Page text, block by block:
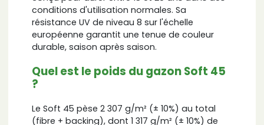
conditions d'utilisation normales. Sa
résistance UV de niveau 8 sur l'échelle
européenne garantit une tenue de couleur
durable, saison après saison.
Quel est le poids du gazon Soft 45
?
Le Soft 45 pèse 2 307 g/m² (± 10%) au total
(fibre + backing), dont 1 317 g/m² (± 10%) de